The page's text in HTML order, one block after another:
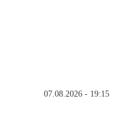
07.08.2026 - 19:15